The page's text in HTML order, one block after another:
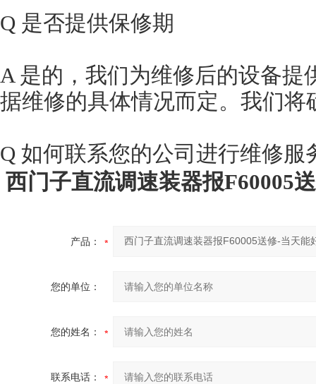
Q 是否提供保修期
A 是的，我们为维修后的设备
据维修的具体情况而定。我们
Q 如何联系您的公司进行维修服
西门子直流调速装器报F60005
产品：
您的单位：
您的姓名：
联系电话：